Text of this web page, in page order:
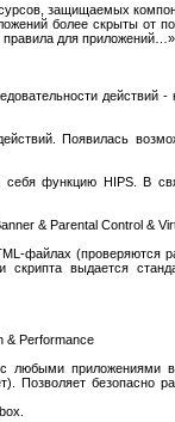
защищаемых
более скрыты от
правила для приложений…»
Появилась
функцию HIPS. В
& Parental Control &
файлах
выдается
& Performance
с любыми
Позволяет безопасно